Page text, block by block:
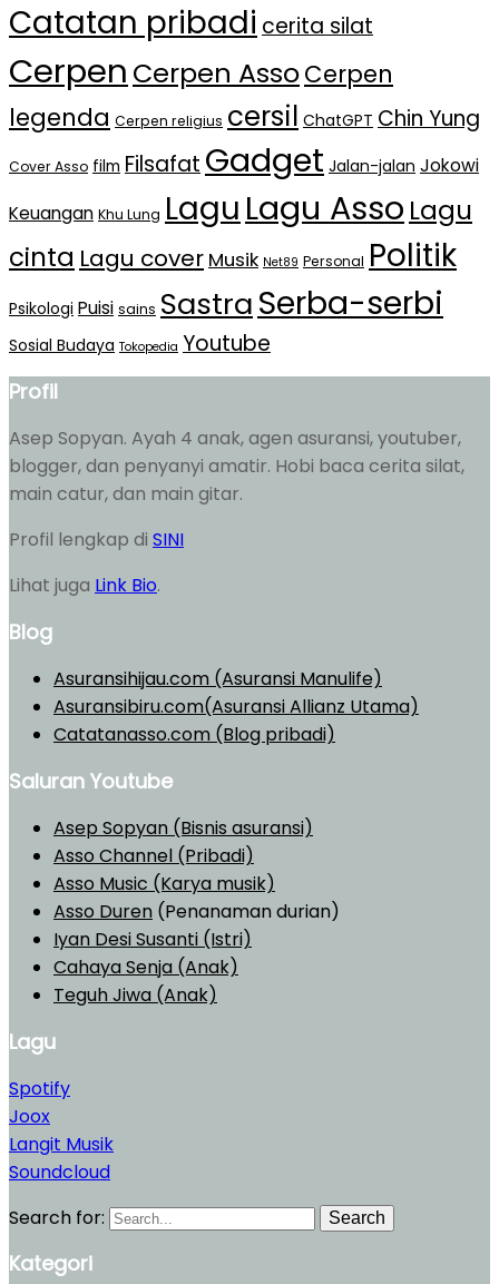
Catatan pribadi cerita silat
Cerpen Cerpen AssoCerpen
legenda Cerpen religius cersil ChatGPT Chin Yung
Cover Asso film Filsafat Gadget Jalan-jalan Jokowi
Keuangan Khu Lung Lagu Lagu Asso Lagu
cinta Lagu cover Musik Net89 Personal Politik
Psikologi Puisi sains SastraSerba-serbi
Sosial Budaya Tokopedia Youtube
Profil
Asep Sopyan. Ayah 4 anak, agen asuransi, youtuber,
blogger, dan penyanyi amatir. Hobi baca cerita silat,
main catur, dan main gitar.
Profil lengkap di SINI
Lihat juga Link Bio.
Blog
Asuransihijau.com (Asuransi Manulife)
Asuransibiru.com(Asuransi Allianz Utama)
Catatanasso.com (Blog pribadi)
Saluran Youtube
Asep Sopyan (Bisnis asuransi)
Asso Channel (Pribadi)
Asso Music (Karya musik)
Asso Duren (Penanaman durian)
Iyan Desi Susanti (Istri)
Cahaya Senja (Anak)
Teguh Jiwa (Anak)
Lagu
Spotify
Joox
Langit Musik
Soundcloud
Search for:
Search
Kategori